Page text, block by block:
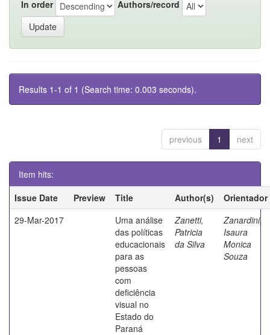
In order Authors/record
Results 1-1 of 1 (Search time: 0.003 seconds).
previous 1 next
Item hits:
Issue Date
Preview Title Author(s)
Orientador
29-Mar-2017
Uma análise
das políticas
educacionais
para as
pessoas
com
deficiência
visual no
Estado do
Paraná
Zanetti,
Patricia
da Silva
Zanardini,
Isaura
Monica
Souza